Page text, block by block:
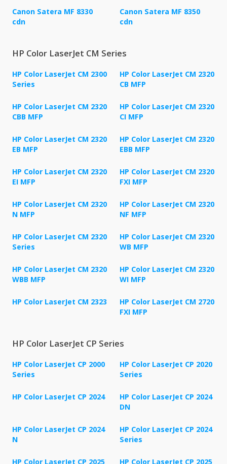
Canon Satera MF 8330
cdn
Canon Satera MF 8350
cdn
HP Color LaserJet CM Series
HP Color LaserJet CM 2300
Series
HP Color LaserJet CM 2320
CB MFP
HP Color LaserJet CM 2320
CBB MFP
HP Color LaserJet CM 2320
CI MFP
HP Color LaserJet CM 2320
EB MFP
HP Color LaserJet CM 2320
EBB MFP
HP Color LaserJet CM 2320
EI MFP
HP Color LaserJet CM 2320
FXI MFP
HP Color LaserJet CM 2320
N MFP
HP Color LaserJet CM 2320
NF MFP
HP Color LaserJet CM 2320
Series
HP Color LaserJet CM 2320
WB MFP
HP Color LaserJet CM 2320
WBB MFP
HP Color LaserJet CM 2320
WI MFP
HP Color LaserJet CM 2323
HP Color LaserJet CM 2720
FXI MFP
HP Color LaserJet CP Series
HP Color LaserJet CP 2000
Series
HP Color LaserJet CP 2020
Series
HP Color LaserJet CP 2024
HP Color LaserJet CP 2024
DN
HP Color LaserJet CP 2024
N
HP Color LaserJet CP 2024
Series
HP Color LaserJet CP 2025
HP Color LaserJet CP 2025